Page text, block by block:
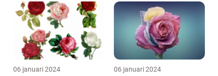
06 januari 2024 06 januari 2024